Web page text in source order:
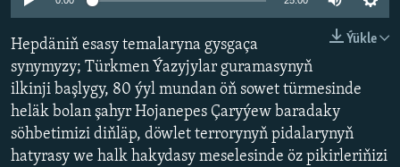
Ýükle
Hepdäniň esasy temalaryna gysgaça
synymyzy; Türkmen Ýazyjylar guramasynyň
ilkinji başlygy, 80 ýyl mundan öň sowet türmesinde
heläk bolan şahyr Hojanepes Çaryýew baradaky
söhbetimizi diňläp, döwlet terrorynyň pidalarynyň
hatyrasy we halk hakydasy meselesinde öz pikirleriňizi